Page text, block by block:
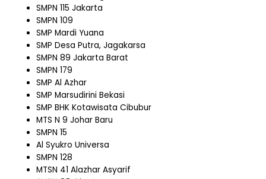
SMPN 115 Jakarta
SMPN 109
SMP Mardi Yuana
SMP Desa Putra, Jagakarsa
SMPN 89 Jakarta Barat
SMPN 179
SMP Al Azhar
SMP Marsudirini Bekasi
SMP BHK Kotawisata Cibubur
MTS N 9 Johar Baru
SMPN 15
Al Syukro Universa
SMPN 128
MTSN 41 Alazhar Asyarif